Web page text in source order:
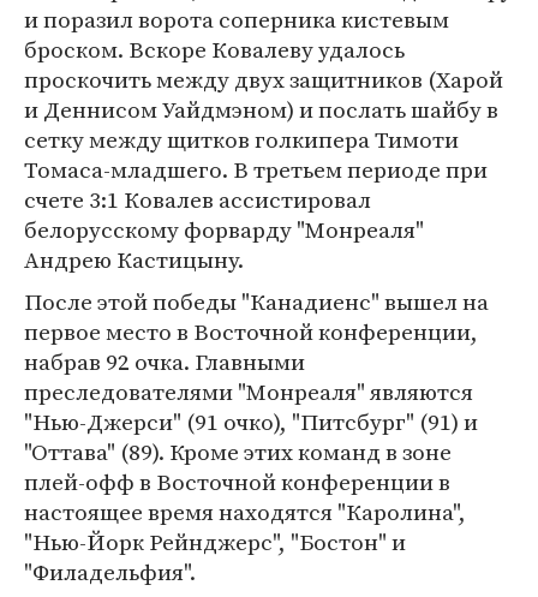
и поразил ворота соперника кистевым
броском. Вскоре Ковалеву удалось
проскочить между двух защитников (Харой
и Деннисом Уайдмэном) и послать шайбу в
сетку между щитков голкипера Тимоти
Томаса-младшего. В третьем периоде при
счете 3:1 Ковалев ассистировал
белорусскому форварду "Монреаля"
Андрею Кастицыну.
После этой победы "Канадиенс" вышел на
первое место в Восточной конференции,
набрав 92 очка. Главными
преследователями "Монреаля" являются
"Нью-Джерси" (91 очко), "Питсбург" (91) и
"Оттава" (89). Кроме этих команд в зоне
плей-офф в Восточной конференции в
настоящее время находятся "Каролина",
"Нью-Йорк Рейнджерс", "Бостон" и
"Филадельфия".